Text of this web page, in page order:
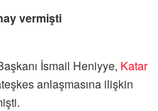
vermişti
İsmail Heniyye, Katar
anlaşmasına ilişkin